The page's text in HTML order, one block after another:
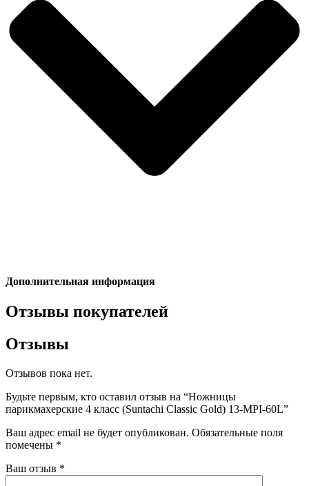
Дополнительная информация
Отзывы покупателей
Отзывы
Отзывов пока нет.
Будьте первым, кто оставил отзыв на “Ножницы
парикмахерские 4 класс (Suntachi Classic Gold) 13-MPI-60L”
Ваш адрес email не будет опубликован. Обязательные поля
помечены *
Ваш отзыв *